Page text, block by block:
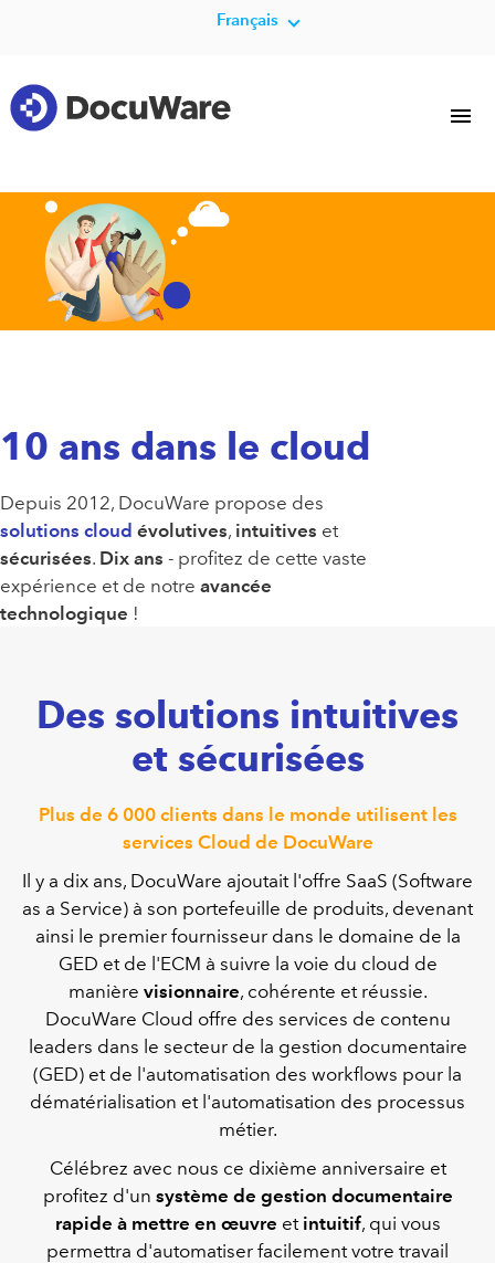
Français
10 ans dans le cloud
Depuis 2012, DocuWare propose des
solutions cloud évolutives, intuitives et
sécurisées. Dix ans - profitez de cette vaste
expérience et de notre avancée
technologique !
Des solutions intuitives
et sécurisées
Plus de 6 000 clients dans le monde utilisent les
services Cloud de DocuWare
Il y a dix ans, DocuWare ajoutait l'offre SaaS (Software
as a Service) à son portefeuille de produits, devenant
ainsi le premier fournisseur dans le domaine de la
GED et de l'ECM à suivre la voie du cloud de
manière visionnaire, cohérente et réussie.
DocuWare Cloud offre des services de contenu
leaders dans le secteur de la gestion documentaire
(GED) et de l'automatisation des workflows pour la
dématérialisation et l'automatisation des processus
métier.
Célébrez avec nous ce dixième anniversaire et
profitez d'un système de gestion documentaire
rapide à mettre en œuvre et intuitif, qui vous
permettra d'automatiser facilement votre travail